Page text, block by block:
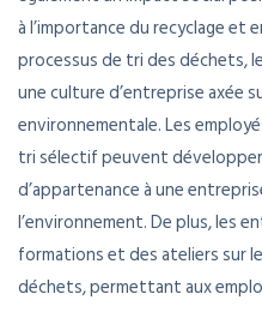
à l’importance du recyclage et
processus de tri des déchets,
une culture d’entreprise axée
environnementale. Les
tri sélectif peuvent
d’appartenance à une
l’environnement. De plus, les
formations et des ateliers sur
déchets, permettant aux